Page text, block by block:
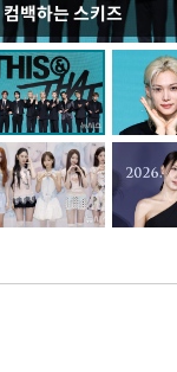
컴백하는 스키즈
이번주 국회에는 무